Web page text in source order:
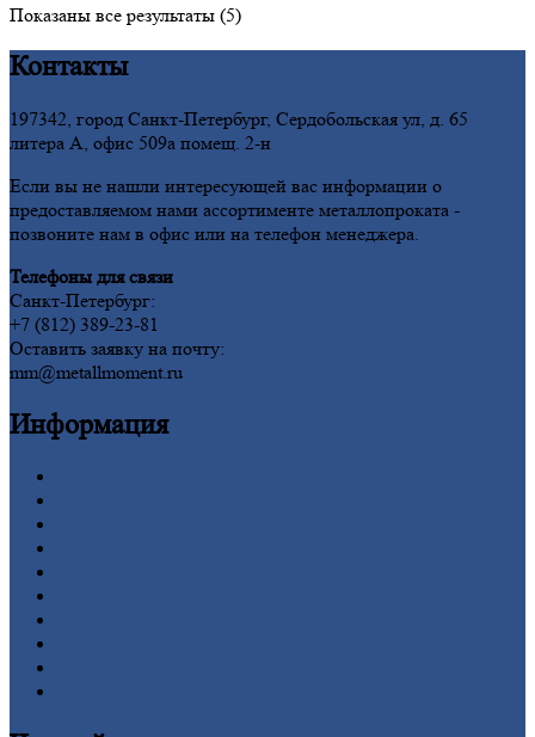
Показаны все результаты (5)
Контакты
197342, город Санкт-Петербург, Сердобольская ул, д. 65
литера А, офис 509а помещ. 2-н
Если вы не нашли интересующей вас информации о
предоставляемом нами ассортименте металлопроката -
позвоните нам в офис или на телефон менеджера.
Телефоны для связи
Санкт-Петербург:
+7 (812) 389-23-81
Оставить заявку на почту:
mm@metallmoment.ru
Информация